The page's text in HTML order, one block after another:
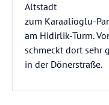
Altstadt
zum Karaalioglu-
am Hidirlik-Turm.
schmeckt dort sehr
in der Dönerstraße.